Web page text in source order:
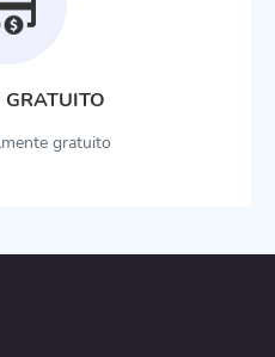
gratuito